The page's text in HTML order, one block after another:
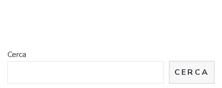
Cerca
CERCA